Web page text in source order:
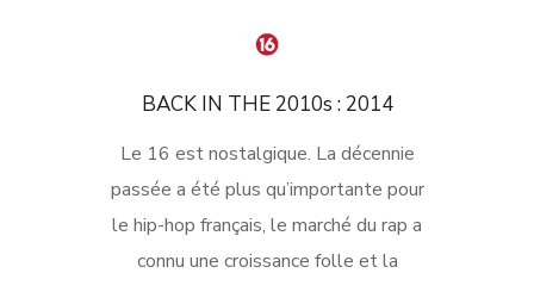
BACK IN THE 2010s : 2014
Le 16 est nostalgique. La décennie
passée a été plus qu’importante pour
le hip-hop français, le marché du rap a
connu une croissance folle et la